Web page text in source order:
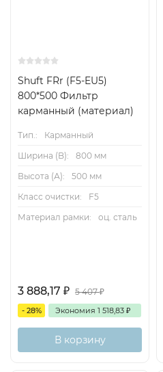
Shuft FRr (F5-EU5)
800*500 Фильтр
карманный (материал)
Тип.:
Карманный
Ширина (B):
800 мм
Высота (А):
500 мм
Класс очистки:
F5
Материал рамки:
оц. сталь
3 888,17 ₽ 5 407₽
- 28% Экономия 1 518,83 ₽
В корзину